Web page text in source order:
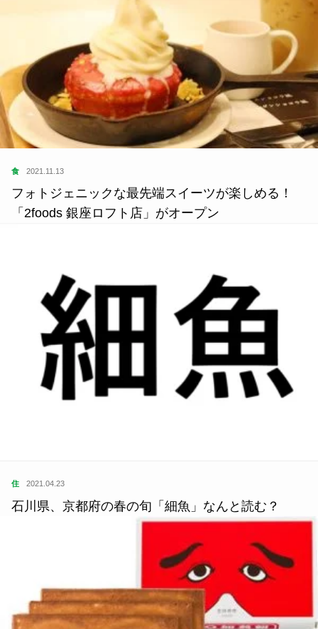
食 2021.11.13
フォトジェニックな最先端スイーツが楽しめる！
「2foods 銀座ロフト店」がオープン
住 2021.04.23
石川県、京都府の春の旬「細魚」なんと読む？